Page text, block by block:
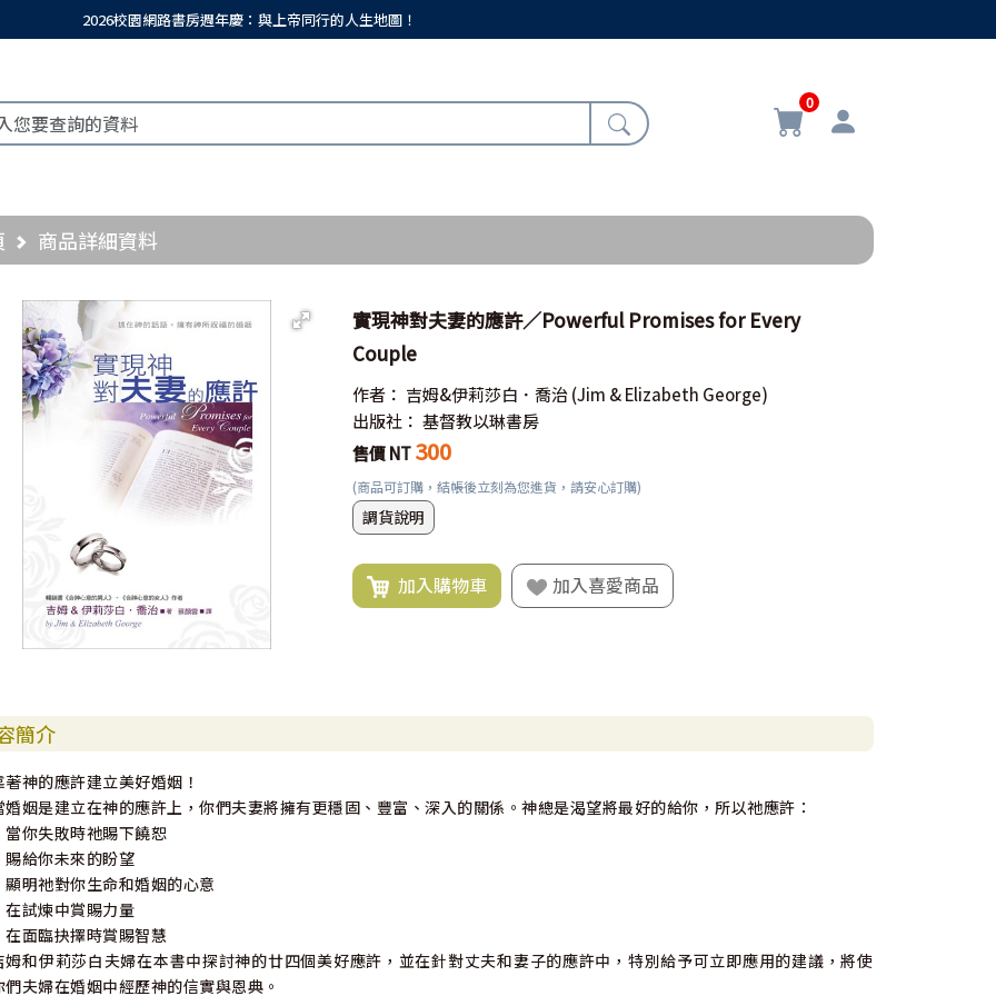
2026校園網路書房週年慶：與上帝同行的人生地圖！
0
商品詳細資料
實現神對夫妻的應許／Powerful Promises for Every
Couple
作者： 吉姆&伊莉莎白．喬治(Jim & Elizabeth George)
出版社： 基督教以琳書房
售價 NT300
(商品可訂購，結帳後立刻為您進貨，請安心訂購)
調貨說明
加入購物車 加入喜愛商品
簡介
著神的應許建立美好婚姻！
婚姻是建立在神的應許上，你們夫妻將擁有更穩固、豐富、深入的關係。神總是渴望將最好的給你，所以祂應許：
你失敗時祂賜下饒恕
給你未來的盼望
明祂對你生命和婚姻的心意
試煉中賞賜力量
面臨抉擇時賞賜智慧
姆和伊莉莎白夫婦在本書中探討神的廿四個美好應許，並在針對丈夫和妻子的應許中，特別給予可立即應用的建議，將使
們夫婦在婚姻中經歷神的信實與恩典。